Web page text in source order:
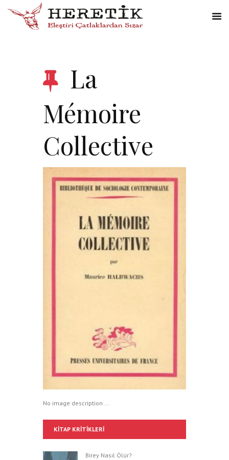
La
Mémoire
Collective
No image description ...
KITAP KRITIKLERI
Birey Nasıl Ölür?